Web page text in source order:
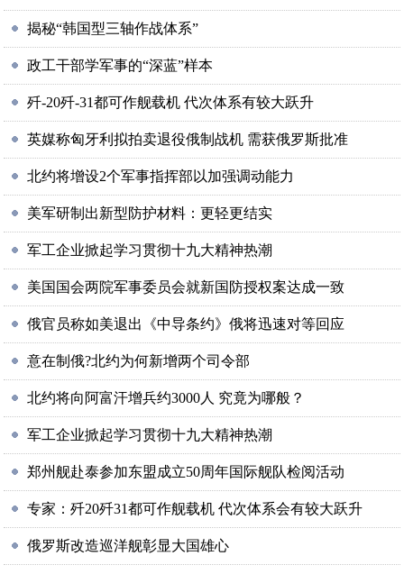
揭秘“韩国型三轴作战体系”
政工干部学军事的“深蓝”样本
歼-20歼-31都可作舰载机 代次体系有较大跃升
英媒称匈牙利拟拍卖退役俄制战机 需获俄罗斯批准
北约将增设2个军事指挥部以加强调动能力
美军研制出新型防护材料：更轻更结实
军工企业掀起学习贯彻十九大精神热潮
美国国会两院军事委员会就新国防授权案达成一致
俄官员称如美退出《中导条约》俄将迅速对等回应
意在制俄?北约为何新增两个司令部
北约将向阿富汗增兵约3000人 究竟为哪般？
军工企业掀起学习贯彻十九大精神热潮
郑州舰赴泰参加东盟成立50周年国际舰队检阅活动
专家：歼20歼31都可作舰载机 代次体系会有较大跃升
俄罗斯改造巡洋舰彰显大国雄心